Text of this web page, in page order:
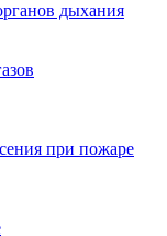
дыхания
при пожаре